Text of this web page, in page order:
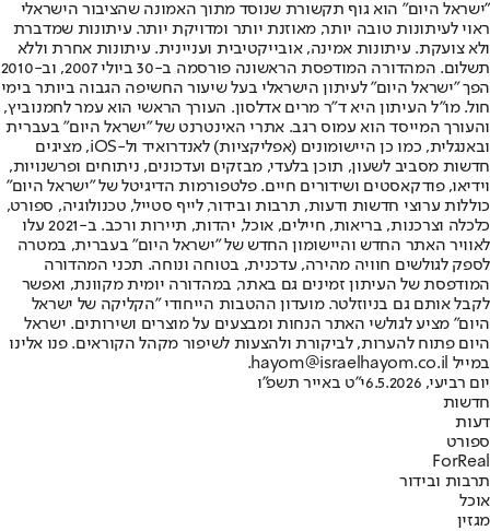
"ישראל היום" הוא גוף תקשורת שנוסד מתוך האמונה שהציבור הישראלי
ראוי לעיתונות טובה יותר, מאוזנת יותר ומדויקת יותר. עיתונות שמדברת
ולא צועקת. עיתונות אמינה, אובייקטיבית ועניינית. עיתונות אחרת וללא
תשלום. המהדורה המודפסת הראשונה פורסמה ב-30 ביולי 2007, וב-2010
הפך "ישראל היום" לעיתון הישראלי בעל שיעור החשיפה הגבוה ביותר בימי
חול. מו"ל העיתון היא ד"ר מרים אדלסון. העורך הראשי הוא עמר לחמנוביץ,
והעורך המייסד הוא עמוס רגב. אתרי האינטרנט של "ישראל היום" בעברית
ובאנגלית, כמו כן היישומונים (אפליקציות) לאנדרואיד ול-iOS, מציגים
חדשות מסביב לשעון, תוכן בלעדי, מבזקים ועדכונים, ניתוחים ופרשנויות,
וידיאו, פודקאסטים ושידורים חיים. פלטפורמות הדיגיטל של "ישראל היום"
כוללות ערוצי חדשות ודעות, תרבות ובידור, לייף סטייל, טכנולוגיה, ספורט,
כלכלה וצרכנות, בריאות, חיילים, אוכל, יהדות, תיירות ורכב. ב-2021 עלו
לאוויר האתר החדש והיישומון החדש של "ישראל היום" בעברית, במטרה
לספק לגולשים חוויה מהירה, עדכנית, בטוחה ונוחה. תכני המהדורה
המודפסת של העיתון זמינים גם באתר, במהדורה יומית מקוונת, ואפשר
לקבל אותם גם בניוזלטר. מועדון ההטבות הייחודי "הקליקה של ישראל
היום" מציע לגולשי האתר הנחות ומבצעים על מוצרים ושירותים. ישראל
היום פתוח להערות, לביקורת ולהצעות לשיפור מקהל הקוראים. פנו אלינו
במייל hayom@israelhayom.co.il.
יום רביעי, 6.5.2026
י"ט באייר תשפ"ו
חדשות
דעות
ספורט
ForReal
תרבות ובידור
אוכל
מגזין